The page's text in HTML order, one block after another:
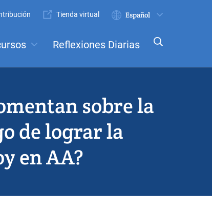
Enviar
Tienda virtual
Select
Reflexiones Diarias
sobre la
de lograr la
en AA?